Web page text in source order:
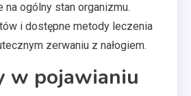
na ogólny stan organizmu.
i dostępne metody leczenia
zerwaniu z nałogiem.
w pojawianiu